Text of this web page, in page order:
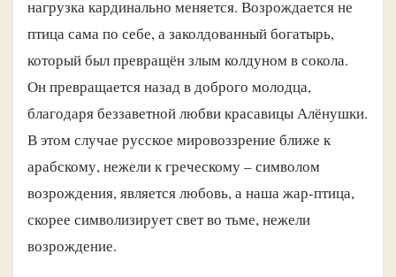
нагрузка кардинально меняется. Возрождается не
птица сама по себе, а заколдованный богатырь,
который был превращён злым колдуном в сокола.
Он превращается назад в доброго молодца,
благодаря беззаветной любви красавицы Алёнушки.
В этом случае русское мировоззрение ближе к
арабскому, нежели к греческому – символом
возрождения, является любовь, а наша жар-птица,
скорее символизирует свет во тьме, нежели
возрождение.